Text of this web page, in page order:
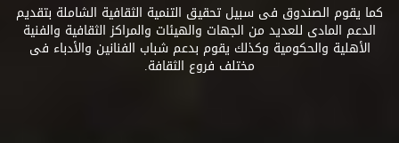
كما يقوم الصندوق فى سبيل تحقيق التنمية الثقافية الشاملة بتقديم
الدعم المادى للعديد من الجهات والهيئات والمراكز الثقافية والفنية
الأهلية والحكومية وكذلك يقوم بدعم شباب الفنانين والأدباء فى
مختلف فروع الثقافة.